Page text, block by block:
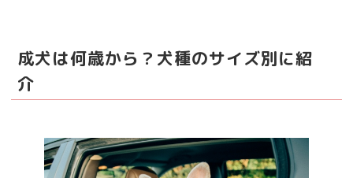
成犬は何歳から？犬種のサイズ別に紹
介